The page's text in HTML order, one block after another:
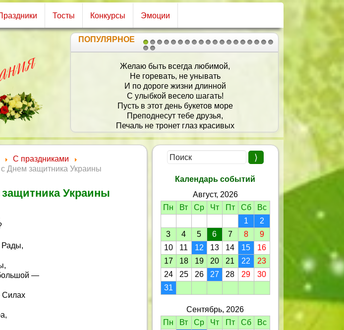
Тосты Конкурсы Эмоции
1 2
2021
ПОПУЛЯРНОЕ
Ты упорством своим, трудолюбием
Поражал и родных, и друзей.
И надеюсь, что мы скоро выберем
Из таких вот прекрасных вождей!
Помогаешь ты всем, кто нуждается,
Боль чужую несешь, как свою,
Все с добром о тебе отзываются.
За прекрасную душу твою!
С праздниками
Днем защитника Украины
Украины
Рады,
—
Силах
Календарь событий
Август, 2026
Пн
Вт Ср Чт Пт Сб
Вс
1
2
3
4 5 6 7 8
9
10
11 12 13 14 15
16
17
18 19 20 21 22
23
24
25 26 27 28 29
30
31
Сентябрь, 2026
Пн
Вт Ср Чт Пт Сб
Вс